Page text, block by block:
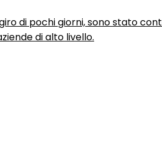
di pochi giorni, sono stato
di alto livello.